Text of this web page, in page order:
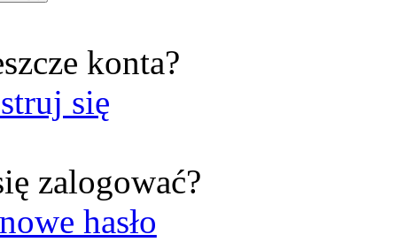
konta?
się
zalogować?
hasło